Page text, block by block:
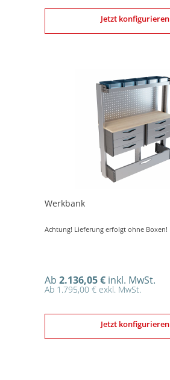
Jetzt konfigurieren
Werkbank
Achtung! Lieferung erfolgt ohne Boxen!
Ab 2.136,05 € inkl. MwSt.
Ab 1.795,00 € exkl. MwSt.
Jetzt konfigurieren